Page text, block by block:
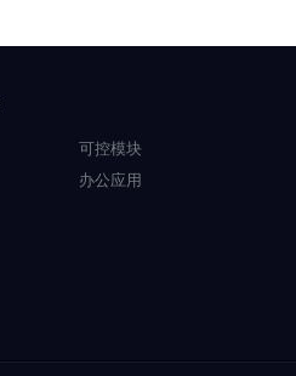
可控模块
办公应用